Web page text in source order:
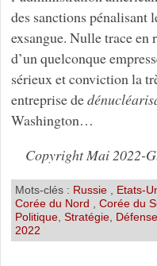
des sanctions pénalisant
exsangue. Nulle trace en
d’un quelconque
sérieux et conviction la
entreprise de
Washington…
Copyright Mai 2022-
Mots-clés : Russie Etats-
Corée du Nord
Corée du
Politique, Stratégie,
2022